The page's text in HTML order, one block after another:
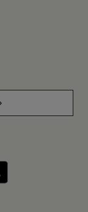
meg: Google